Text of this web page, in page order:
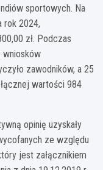
sportowych. Na
rok 2024,
zł. Podczas
wniosków
zawodników, a 25
wartości 984
opinię uzyskały
ze względu
jest załącznikiem